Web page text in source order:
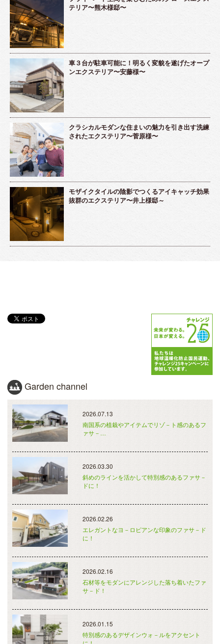
テリア〜熊木様邸〜
車３台が駐車可能に！明るく変貌を遂げたオープ
ンエクステリア〜安藤様〜
クラシカルモダンな住まいの魅力を引き出す洗練
されたエクステリア〜菅原様〜
モザイクタイルの陰影でつくるアイキャッチ効果
抜群のエクステリア〜井上様邸～
Garden channel
2026.07.13
南国系の植栽やアイテムでリゾ－ト感のあるフ
ァサ－…
2026.03.30
斜めのラインを活かして特別感のあるファサ－
ドに！
2026.02.26
エレガントなヨ－ロピアンな印象のファサ－ド
に！
2026.02.16
石材等をモダンにアレンジした落ち着いたファ
サ－ド！
2026.01.15
特別感のあるデザインウォ－ルをアクセント